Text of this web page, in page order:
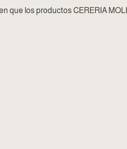
que los productos CERERIA